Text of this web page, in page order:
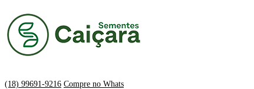
(18) 99691-9216 Compre no Whats